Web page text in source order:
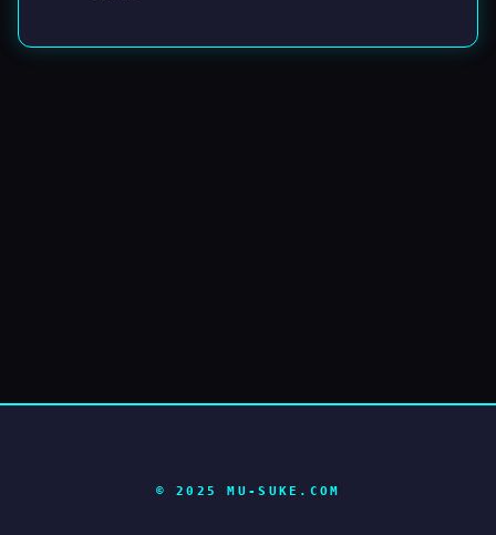
© 2025 MU-SUKE.COM